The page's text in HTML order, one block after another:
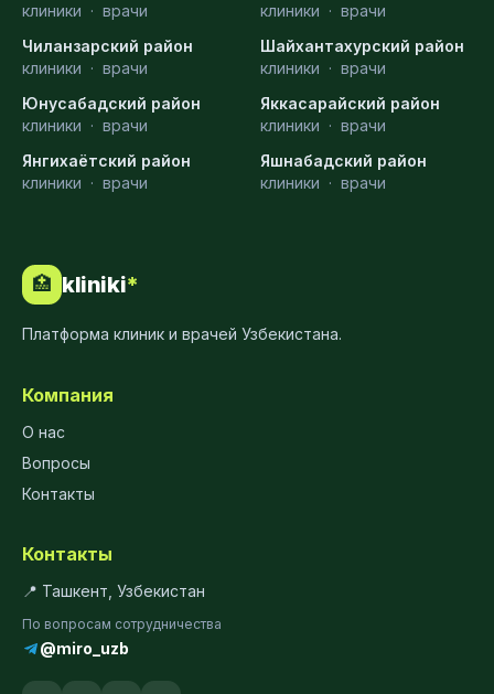
клиники · врачи
клиники · врачи
Чиланзарский район
клиники · врачи
Шайхантахурский район
клиники · врачи
Юнусабадский район
клиники · врачи
Яккасарайский район
клиники · врачи
Янгихаётский район
клиники · врачи
Яшнабадский район
клиники · врачи
🏥 kliniki*
Платформа клиник и врачей Узбекистана.
Компания
О нас
Вопросы
Контакты
Контакты
📍 Ташкент, Узбекистан
По вопросам сотрудничества
@miro_uzb